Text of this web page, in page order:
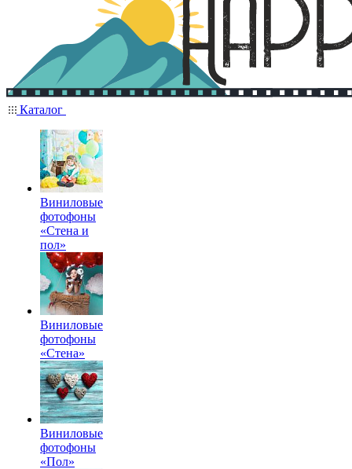
Каталог
Виниловые
фотофоны
«Стена и
пол»
Виниловые
фотофоны
«Стена»
Виниловые
фотофоны
«Пол»